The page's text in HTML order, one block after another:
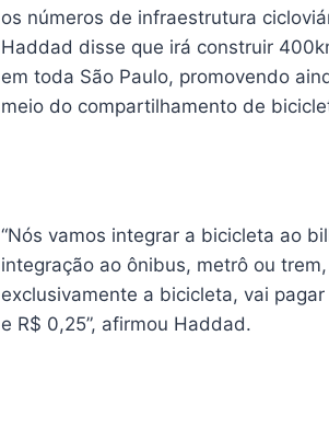
os números de infraestrutura
Haddad disse que irá construir
em toda São Paulo, promovendo
meio do compartilhamento de
“Nós vamos integrar a bicicleta ao
integração ao ônibus, metrô ou
exclusivamente a bicicleta, vai
e R$ 0,25”, afirmou Haddad.